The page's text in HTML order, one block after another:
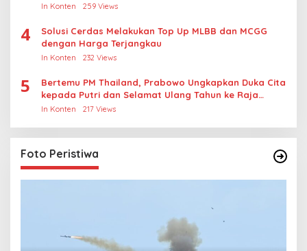
In Konten 259 Views
4
Solusi Cerdas Melakukan Top Up MLBB dan MCGG
dengan Harga Terjangkau
In Konten 232 Views
5
Bertemu PM Thailand, Prabowo Ungkapkan Duka Cita
kepada Putri dan Selamat Ulang Tahun ke Raja
Thailand
In Konten 217 Views
Foto Peristiwa